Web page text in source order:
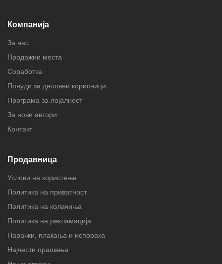
Компанија
За нас
Продажни места
Соработка
Понуди за деловни корисници
Програма за лојалност
За нови автори
Контакт
Продавница
Услови на користење
Политика на приватност
Политика на колачиња
Политика на рекламација
Нарачки, плаќања и испорака
Најчести прашања